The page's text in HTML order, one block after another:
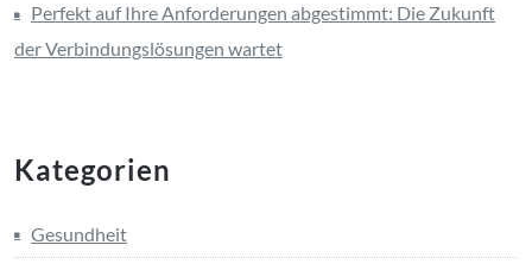
Perfekt auf Ihre Anforderungen abgestimmt: Die Zukunft
der Verbindungslösungen wartet
Kategorien
Gesundheit